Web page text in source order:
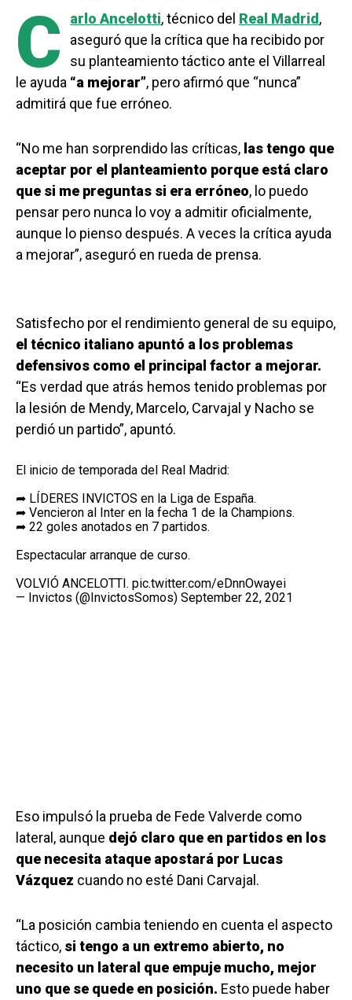
C arlo Ancelotti, técnico del Real Madrid,
aseguró que la crítica que ha recibido por
su planteamiento táctico ante el Villarreal
le ayuda “a mejorar”, pero afirmó que “nunca”
admitirá que fue erróneo.
“No me han sorprendido las críticas, las tengo que
aceptar por el planteamiento porque está claro
que si me preguntas si era erróneo, lo puedo
pensar pero nunca lo voy a admitir oficialmente,
aunque lo pienso después. A veces la crítica ayuda
a mejorar”, aseguró en rueda de prensa.
Satisfecho por el rendimiento general de su equipo,
el técnico italiano apuntó a los problemas
defensivos como el principal factor a mejorar.
“Es verdad que atrás hemos tenido problemas por
la lesión de Mendy, Marcelo, Carvajal y Nacho se
perdió un partido”, apuntó.
El inicio de temporada del Real Madrid:
➦ LÍDERES INVICTOS en la Liga de España.
➦ Vencieron al Inter en la fecha 1 de la Champions.
➦ 22 goles anotados en 7 partidos.
Espectacular arranque de curso.
VOLVIÓ ANCELOTTI. pic.twitter.com/eDnnOwayei
— Invictos (@InvictosSomos) September 22, 2021
Eso impulsó la prueba de Fede Valverde como
lateral, aunque dejó claro que en partidos en los
que necesita ataque apostará por Lucas
Vázquez cuando no esté Dani Carvajal.
“La posición cambia teniendo en cuenta el aspecto
táctico, si tengo a un extremo abierto, no
necesito un lateral que empuje mucho, mejor
uno que se quede en posición. Esto puede haber